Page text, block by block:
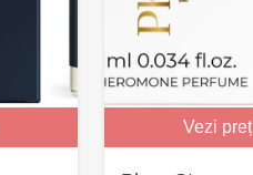
Vezi preț